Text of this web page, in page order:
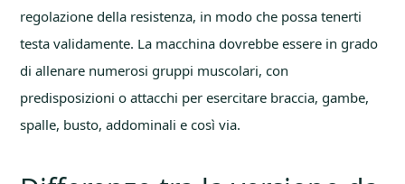
regolazione della resistenza, in modo che possa tenerti
testa validamente. La macchina dovrebbe essere in grado
di allenare numerosi gruppi muscolari, con
predisposizioni o attacchi per esercitare braccia, gambe,
spalle, busto, addominali e così via.